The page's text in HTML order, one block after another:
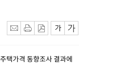
택가격 동향조사 결과에